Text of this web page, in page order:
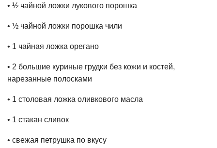
• ½ чайной ложки лукового порошка
• ½ чайной ложки порошка чили
• 1 чайная ложка орегано
• 2 большие куриные грудки без кожи и костей,
нарезанные полосками
• 1 столовая ложка оливкового масла
• 1 стакан сливок
• свежая петрушка по вкусу